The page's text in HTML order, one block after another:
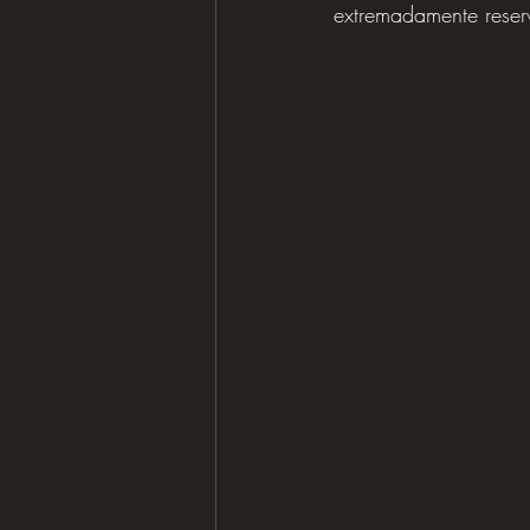
extremadamente